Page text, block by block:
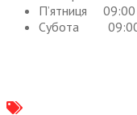
П’ятниця
Субота 09:00